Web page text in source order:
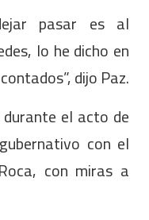
pasar es al
lo he dicho en
dijo Paz.
el acto de
con el
con miras a